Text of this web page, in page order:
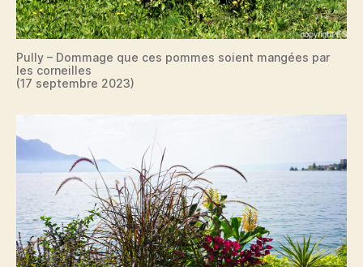
Pully – Dommage que ces pommes soient mangées par
les corneilles
(17 septembre 2023)